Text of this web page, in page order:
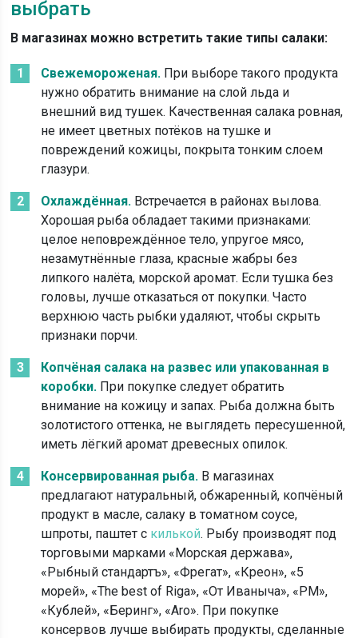
выбрать
В магазинах можно встретить такие типы салаки:
Свежемороженая. При выборе такого продукта
нужно обратить внимание на слой льда и
внешний вид тушек. Качественная салака ровная,
не имеет цветных потёков на тушке и
повреждений кожицы, покрыта тонким слоем
глазури.
Охлаждённая. Встречается в районах вылова.
Хорошая рыба обладает такими признаками:
целое неповреждённое тело, упругое мясо,
незамутнённые глаза, красные жабры без
липкого налёта, морской аромат. Если тушка без
головы, лучше отказаться от покупки. Часто
верхнюю часть рыбки удаляют, чтобы скрыть
признаки порчи.
Копчёная салака на развес или упакованная в
коробки. При покупке следует обратить
внимание на кожицу и запах. Рыба должна быть
золотистого оттенка, не выглядеть пересушенной,
иметь лёгкий аромат древесных опилок.
Консервированная рыба. В магазинах
предлагают натуральный, обжаренный, копчёный
продукт в масле, салаку в томатном соусе,
шпроты, паштет с килькой. Рыбу производят под
торговыми марками «Морская держава»,
«Рыбный стандартъ», «Фрегат», «Креон», «5
морей», «The best of Riga», «От Иваныча», «РМ»,
«Кублей», «Беринг», «Aro». При покупке
консервов лучше выбирать продукты, сделанные